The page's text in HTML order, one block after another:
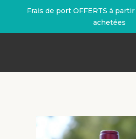
Frais de port OFFERTS à
achetées